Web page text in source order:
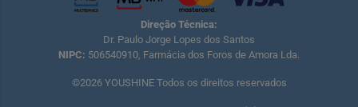
Direção Técnica:
Dr. Paulo Jorge Lopes dos Santos
NIPC: 506540910, Farmácia dos Foros de Amora Lda.
©2026 YOUSHINE Todos os direitos reservados